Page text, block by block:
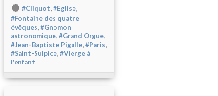
#Cliquot,#Eglise,
#Fontaine des quatre
évêques,#Gnomon
astronomique,#Grand Orgue,
#Jean-Baptiste Pigalle,#Paris,
#Saint-Sulpice,#Vierge à
l'enfant